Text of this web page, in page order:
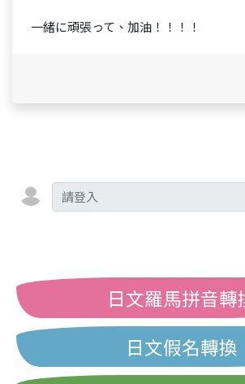
一緒に頑張って、加油！！！！
日文羅馬拼音轉
日文假名轉換